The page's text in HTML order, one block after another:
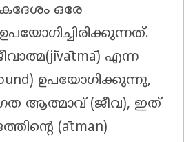
ഒരേ
എന്ന
ഉപയോഗിക്കുന്നു,
ആത്മാവ് (ജീവ), ഇത്
(ātman)